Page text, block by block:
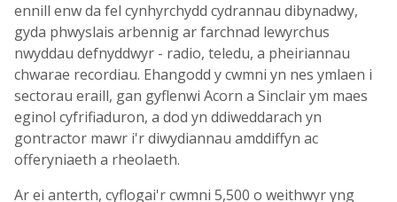
ennill enw da fel cynhyrchydd cydrannau dibynadwy,
gyda phwyslais arbennig ar farchnad lewyrchus
nwyddau defnyddwyr - radio, teledu, a pheiriannau
chwarae recordiau. Ehangodd y cwmni yn nes ymlaen i
sectorau eraill, gan gyflenwi Acorn a Sinclair ym maes
eginol cyfrifiaduron, a dod yn ddiweddarach yn
gontractor mawr i'r diwydiannau amddiffyn ac
offeryniaeth a rheolaeth.
Ar ei anterth, cyflogai'r cwmni 5,500 o weithwyr yng